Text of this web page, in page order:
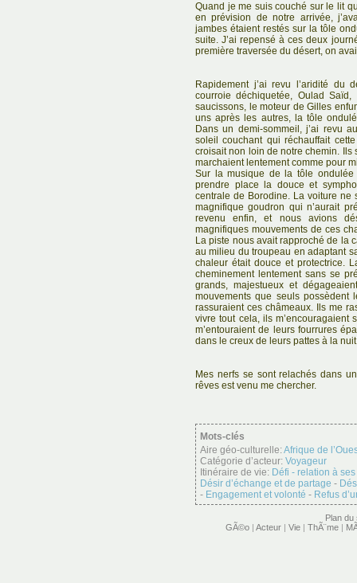
Quand je me suis couché sur le lit
en prévision de notre arrivée,
jambes étaient restés sur la tôle
suite. J’ai repensé à ces deux
première traversée du désert, on
Rapidement j’ai revu l’aridité
courroie déchiquetée, Oulad
saucissons, le moteur de Gilles
uns après les autres, la tôle
Dans un demi-sommeil, j’ai revu
soleil couchant qui réchauffait
croisait non loin de notre chemin.
marchaient lentement comme pour
Sur la musique de la tôle
prendre place la douce et
centrale de Borodine. La voiture ne
magnifique goudron qui n’aurait
revenu enfin, et nous avions
magnifiques mouvements de ces
La piste nous avait rapproché de la
au milieu du troupeau en adaptant
chaleur était douce et protectrice.
cheminement lentement sans se
grands, majestueux et
mouvements que seuls
rassuraient ces châmeaux. Ils me
vivre tout cela, ils
m’entouraient de leurs fourrures
dans le creux de leurs pattes à la
Mes nerfs se sont relachés dans
rêves est venu me chercher.
Mots-clés
Aire géo-culturelle:Afrique de
Catégorie d’acteur: Voyageur
Itinéraire de vie: Défi - relation à
Désir d’échange et de partage -
- Engagement et volonté - Refus
Plan du
GÃ©o | Acteur | Vie | ThÃ¨me |